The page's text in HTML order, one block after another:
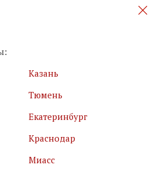
акции и новинки
сайта
обработки персональных
Казань
Тюмень
Екатеринбург
Краснодар
Миасс